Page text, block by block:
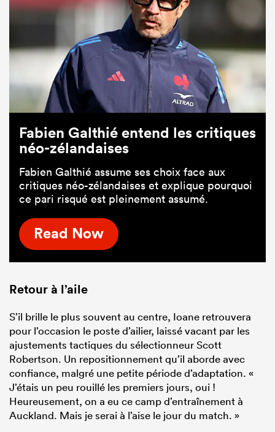
Fabien Galthié entend les critiques
néo-zélandaises
Fabien Galthié assume ses choix face aux
critiques néo-zélandaises et explique pourquoi
ce pari risqué est pleinement assumé.
Read Now
Retour à l’aile
S’il brille le plus souvent au centre, Ioane retrouvera
pour l’occasion le poste d’ailier, laissé vacant par les
ajustements tactiques du sélectionneur Scott
Robertson. Un repositionnement qu’il aborde avec
confiance, malgré une petite période d’adaptation. «
J’étais un peu rouillé les premiers jours, oui !
Heureusement, on a eu ce camp d’entraînement à
Auckland. Mais je serai à l’aise le jour du match. »